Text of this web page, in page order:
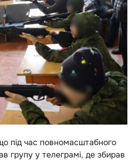
під час повномасштабного
групу у телеграмі, де збирав